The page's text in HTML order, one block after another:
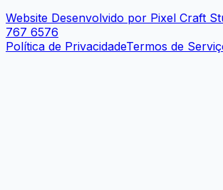
Website Desenvolvido por Pixel Craft
767 6576
Política de PrivacidadeTermos de